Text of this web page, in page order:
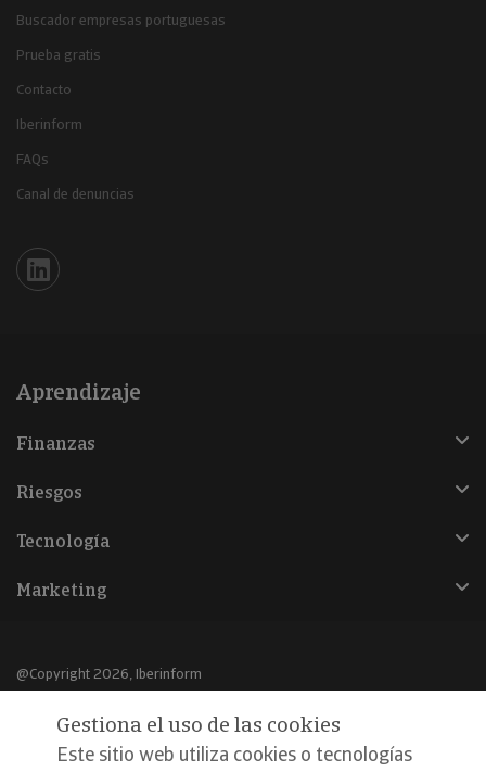
Buscador empresas portuguesas
Prueba gratis
Contacto
Iberinform
FAQs
Canal de denuncias
Iberinform en Linkedin
Aprendizaje
Finanzas
Riesgos
Tecnología
Marketing
@Copyright 2026, Iberinform
Aviso legal
Política de cookies
Gestiona el uso de las cookies
Este sitio web utiliza cookies o tecnologías